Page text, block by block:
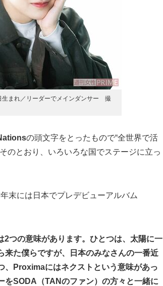
生まれ／リーダーでメインダンサー 撮
の頭文字をとったもので“全世界で活
のとおり、いろいろな国でステージに立っ
末には日本でプレデビューアルバム
2つの意味があります。ひとつは、太陽に一
来た僕らですが、日本のみなさんの一番近
、Proximaにはネクストという意味があっ
をSODA（TANのファン）の方々と一緒に